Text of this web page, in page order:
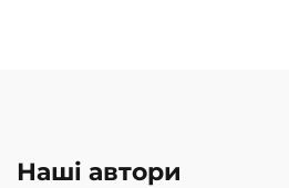
Наші автори